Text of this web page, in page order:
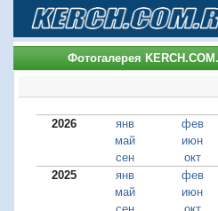
Фотогалерея
2026 янв фев
май
июн
сен
окт
2025
янв фев
май
июн